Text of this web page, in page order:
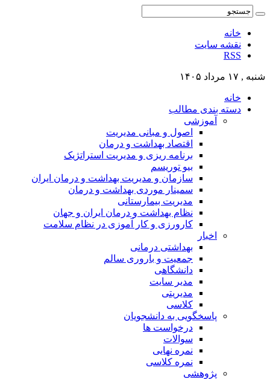
خانه
نقشه سایت
RSS
شنبه , ۱۷ مرداد ۱۴۰۵
خانه
دسته بندی مطالب
آموزشی
اصول و مبانی مدیریت
اقتصاد بهداشت و درمان
برنامه ریزی و مدیریت استراتژیک
بیو توریسم
سازمان و مدیریت بهداشت و درمان ایران
سمینار موردی بهداشت و درمان
مدیریت بیمارستانی
نظام بهداشت و درمان ایران و جهان
کارورزی و کار آموزی در نظام سلامت
اخبار
بهداشتی درمانی
جمعیت و باروری سالم
دانشگاهی
مدیر سایت
مدیریتی
کلاسی
پاسخگویی به دانشجویان
درخواست ها
سوالات
نمره نهایی
نمره کلاسی
پژوهشی